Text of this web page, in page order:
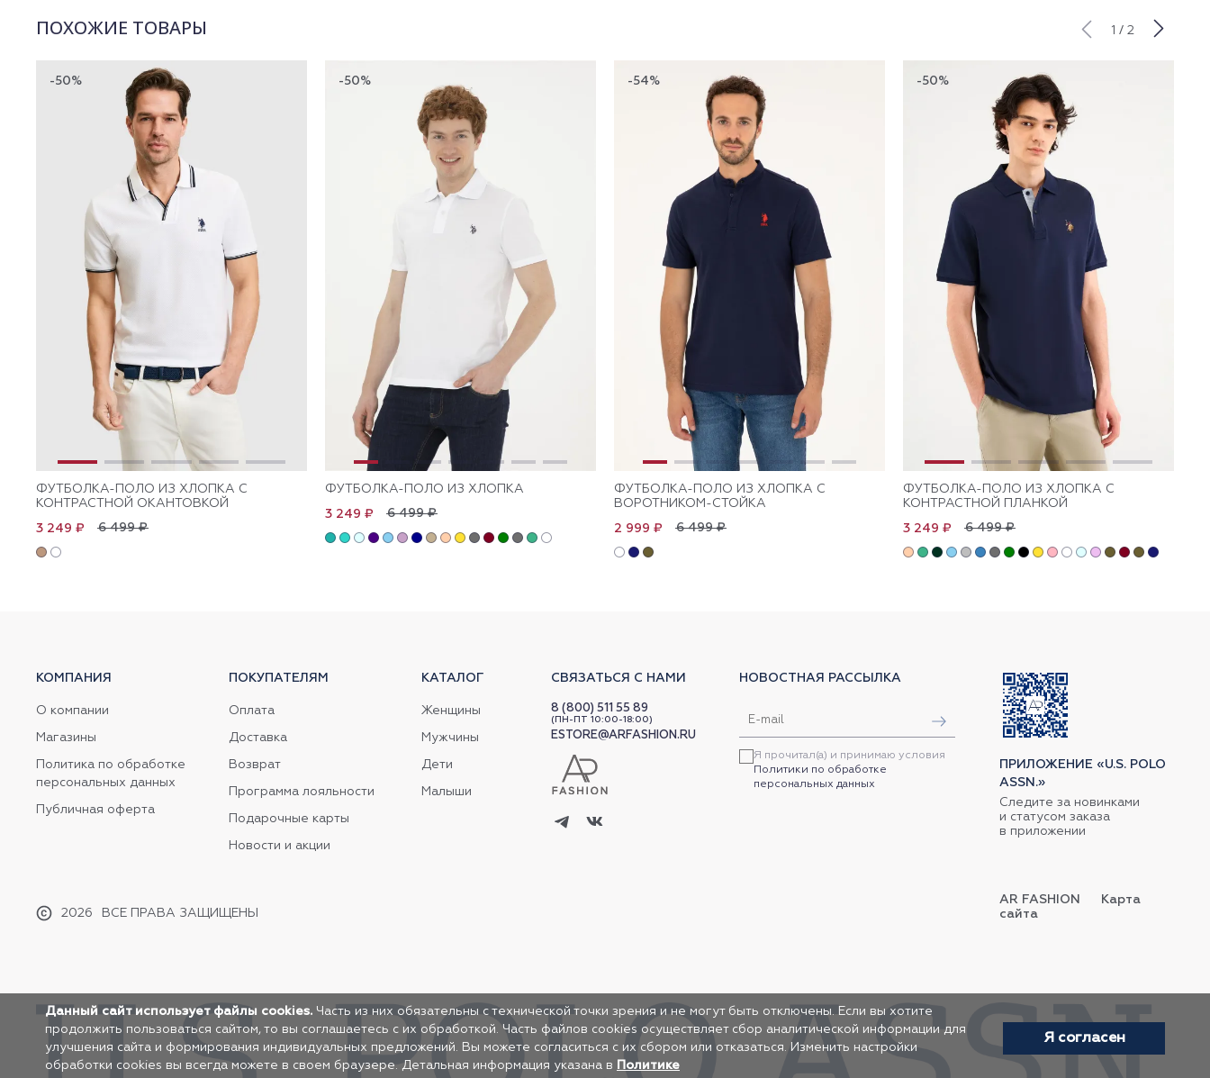
ПОХОЖИЕ ТОВАРЫ 1 / 2
-50%
ФУТБОЛКА-ПОЛО ИЗ ХЛОПКА С
КОНТРАСТНОЙ ОКАНТОВКОЙ
6 499 ₽
3 249 ₽
-50%
ФУТБОЛКА-ПОЛО ИЗ ХЛОПКА
6 499 ₽
3 249 ₽
-54%
ФУТБОЛКА-ПОЛО ИЗ ХЛОПКА С
ВОРОТНИКОМ-СТОЙКА
6 499 ₽
2 999 ₽
-50%
ФУТБОЛКА-ПОЛО ИЗ ХЛОПКА С
КОНТРАСТНОЙ ПЛАНКОЙ
6 499 ₽
3 249 ₽
КОМПАНИЯ
О компании
Магазины
Политика по обработке
персональных данных
Публичная оферта
2026 ВСЕ ПРАВА ЗАЩИЩЕНЫ
ПОКУПАТЕЛЯМ
Оплата
Доставка
Возврат
Программа лояльности
Подарочные карты
Новости и акции
КАТАЛОГ
Женщины
Мужчины
Дети
Малыши
СВЯЗАТЬСЯ С НАМИ
8 (800) 511 55 89
(ПН-ПТ 10:00-18:00)
ESTORE@ARFASHION.RU
НОВОСТНАЯ РАССЫЛКА
Я прочитал(а) и принимаю условия
Политики по обработке
персональных данных
ПРИЛОЖЕНИЕ «U.S. POLO
ASSN.»
Следите за новинками
и статусом заказа
в приложении
AR FASHION
Карта
сайта
Данный сайт использует файлы cookies. Часть из них обязательны с технической точки зрения и не могут быть отключены. Если вы хотите
продолжить пользоваться сайтом, то вы соглашаетесь с их обработкой. Часть файлов cookies осуществляет сбор аналитической информации для
улучшения сайта и формирования индивидуальных предложений. Вы можете согласиться с их сбором или отказаться. Изменить настройки
обработки cookies вы всегда можете в своем браузере. Детальная информация указана в Политике
Я согласен